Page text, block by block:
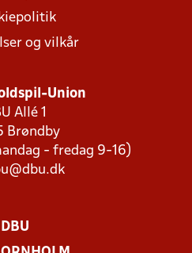
og vilkår
Union
Allé 1
Brøndby
- fredag 9-16)
DBU